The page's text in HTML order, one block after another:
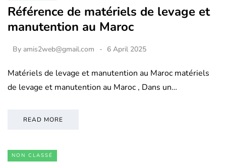
Référence de matériels de levage et
manutention au Maroc
By amis2web@gmail.com 6 April 2025
Matériels de levage et manutention au Maroc matériels
de levage et manutention au Maroc , Dans un…
READ MORE
NON CLASSÉ